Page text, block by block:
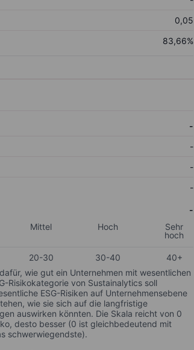
0,05
83,66%
-
-
-
-
-
Mittel Hoch
Sehr
hoch
20-30 30-40
40+
wie gut ein Unternehmen mit wesentlichen
Risikokategorie von Sustainalytics soll
ESG-Risiken auf Unternehmensebene
wie sie sich auf die langfristige
auswirken könnten. Die Skala reicht von 0
desto besser (0 ist gleichbedeutend mit
schwerwiegendste).